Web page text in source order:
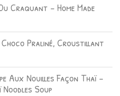
Craquant – Home Made
Choco Praliné, Croustillant
Aux Nouilles Façon Thaï –
Noodles Soup